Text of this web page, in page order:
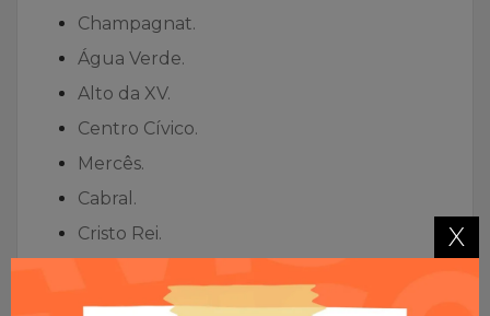
Champagnat.
Água Verde.
Alto da XV.
Centro Cívico.
Mercês.
Cabral.
Cristo Rei.
e com bastante área verde. Eles também são
X